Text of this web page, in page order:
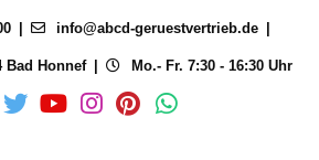
info@abcd-geruestvertrieb.de
Bad Honnef Mo.- Fr. 7:30 - 16:30 Uhr